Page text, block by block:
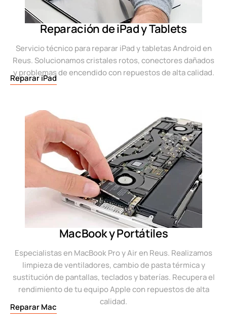
Reparación de iPad y Tablets
Servicio técnico para reparar iPad y tabletas Android en
Reus. Solucionamos cristales rotos, conectores dañados
y problemas de encendido con repuestos de alta calidad.
Reparar iPad
MacBook y Portátiles
Especialistas en MacBook Pro y Air en Reus. Realizamos
limpieza de ventiladores, cambio de pasta térmica y
sustitución de pantallas, teclados y baterías. Recupera el
rendimiento de tu equipo Apple con repuestos de alta
calidad.
Reparar Mac